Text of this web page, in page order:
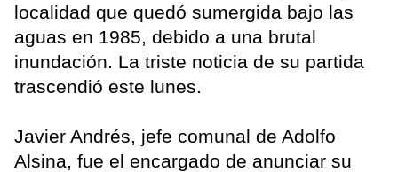
localidad que quedó sumergida bajo las
aguas en 1985, debido a una brutal
inundación. La triste noticia de su partida
trascendió este lunes.
Javier Andrés, jefe comunal de Adolfo
Alsina, fue el encargado de anunciar su